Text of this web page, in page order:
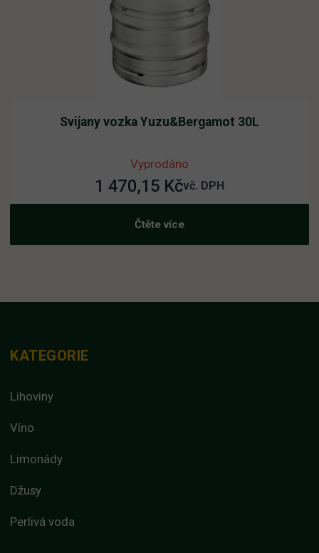
Svijany vozka Yuzu&Bergamot 30L
Vyprodáno
1 470,15 Kčvč. DPH
Čtěte více
KATEGORIE
Lihoviny
Víno
Limonády
Džusy
Perlivá voda